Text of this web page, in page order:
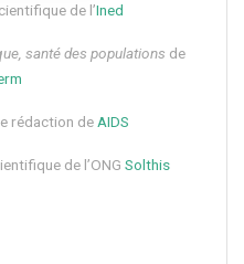
de l’Ined
santé des populations de
rédaction de AIDS
de l’ONG Solthis